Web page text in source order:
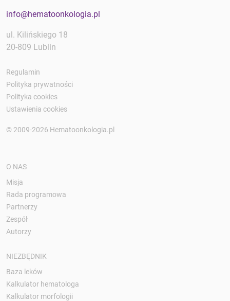
info@hematoonkologia.pl
ul. Kilińskiego 18
20-809 Lublin
Regulamin
Polityka prywatności
Polityka cookies
Ustawienia cookies
© 2009-2026 Hematoonkologia.pl
O NAS
Misja
Rada programowa
Partnerzy
Zespół
Autorzy
NIEZBĘDNIK
Baza leków
Kalkulator hematologa
Kalkulator morfologii